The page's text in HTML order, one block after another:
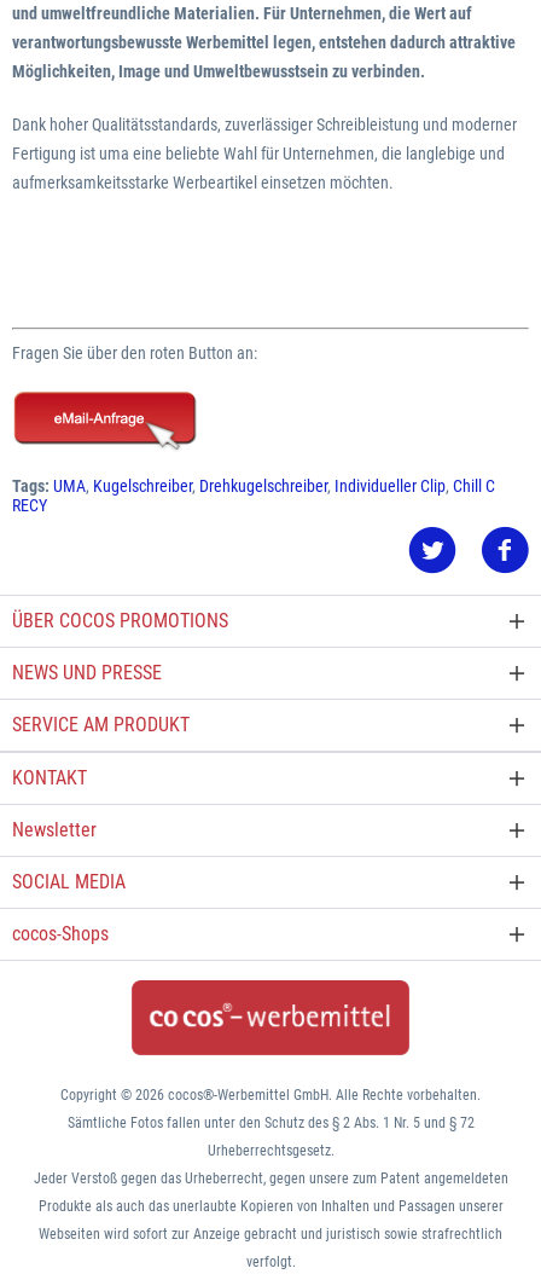
und umweltfreundliche Materialien. Für Unternehmen, die Wert auf
verantwortungsbewusste Werbemittel legen, entstehen dadurch attraktive
Möglichkeiten, Image und Umweltbewusstsein zu verbinden.
Dank hoher Qualitätsstandards, zuverlässiger Schreibleistung und moderner
Fertigung ist uma eine beliebte Wahl für Unternehmen, die langlebige und
aufmerksamkeitsstarke Werbeartikel einsetzen möchten.
Fragen Sie über den roten Button an:
Tags: UMA, Kugelschreiber, Drehkugelschreiber, Individueller Clip, Chill C
RECY
ÜBER COCOS PROMOTIONS
NEWS UND PRESSE
SERVICE AM PRODUKT
KONTAKT
Newsletter
SOCIAL MEDIA
cocos-Shops
Copyright © 2026 cocos®-Werbemittel GmbH. Alle Rechte vorbehalten.
Sämtliche Fotos fallen unter den Schutz des § 2 Abs. 1 Nr. 5 und § 72
Urheberrechtsgesetz.
Jeder Verstoß gegen das Urheberrecht, gegen unsere zum Patent angemeldeten
Produkte als auch das unerlaubte Kopieren von Inhalten und Passagen unserer
Webseiten wird sofort zur Anzeige gebracht und juristisch sowie strafrechtlich
verfolgt.